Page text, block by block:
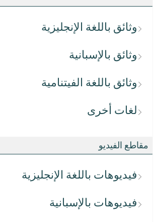
وثائق باللغة الإنجليزية
وثائق بالإسبانية
وثائق باللغة الفيتنامية
لغات أخرى
مقاطع الفيديو
فيديوهات باللغة الإنجليزية
فيديوهات بالإسبانية